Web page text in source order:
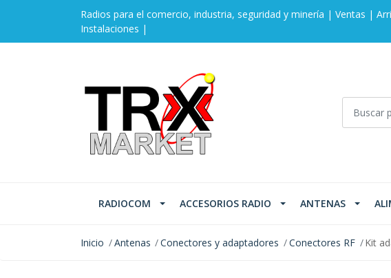
Radios para el comercio, industria, seguridad y minería | Ventas |
Instalaciones |
RADIOCOM ACCESORIOS RADIO ANTENAS
Inicio Antenas Conectores y adaptadores Conectores RF Kit